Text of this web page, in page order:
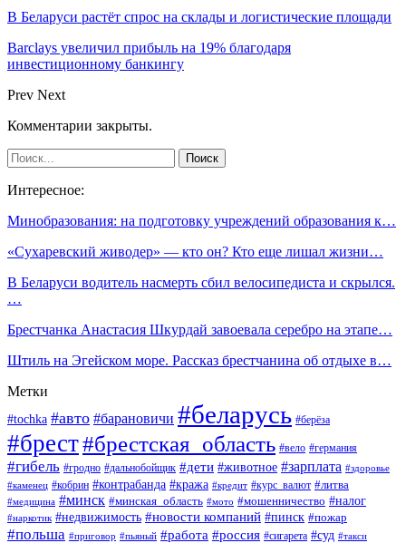
В Беларуси растёт спрос на склады и логистические площади
Barclays увеличил прибыль на 19% благодаря
инвестиционному банкингу
Prev Next
Комментарии закрыты.
Интересное:
Минобразования: на подготовку учреждений образования к…
«Сухаревский живодер» — кто он? Кто еще лишал жизни…
В Беларуси водитель насмерть сбил велосипедиста и скрылся.
…
Брестчанка Анастасия Шкурдай завоевала серебро на этапе…
Штиль на Эгейском море. Рассказ брестчанина об отдыхе в…
Метки
#tochka #авто #барановичи #беларусь #берёза
#брест#брестская_область #вело #германия
#гибель #гродно #дальнобойщик #дети #животное #зарплата #здоровье
#каменец #кобрин #контрабанда #кража #кредит #курс_валют #литва
#медицина #минск #минская_область #мото #мошенничество #налог
#наркотик #недвижимость #новости компаний #пинск #пожар
#польша #приговор #пьяный #работа #россия #сигарета #суд #такси